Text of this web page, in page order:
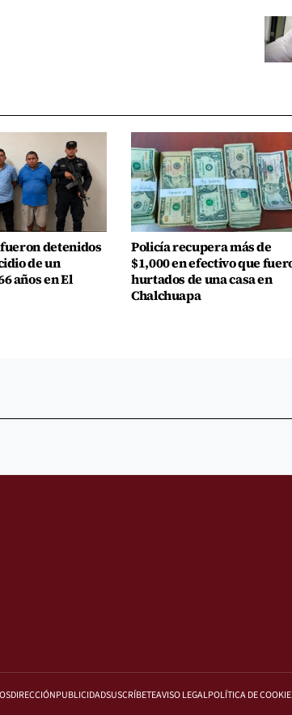
detenidos
de un
años en El
Policía recupera más de
$1,000 en efectivo que
hurtados de una casa en
Chalchuapa
DIRECCIÓNPUBLICIDADSUSCRÍBETEAVISO LEGALPOLÍTICA DE